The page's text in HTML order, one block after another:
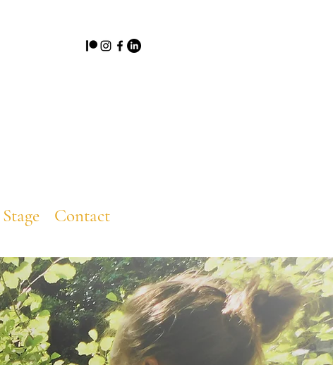
Stage Contact